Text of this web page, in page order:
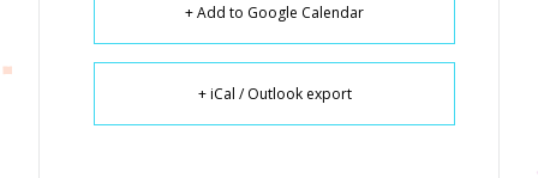
+ Add to Google Calendar
+ iCal / Outlook export